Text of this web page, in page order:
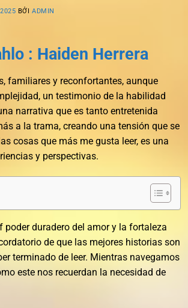
BỞIADMIN
: Haiden Herrera
familiares y reconfortantes, aunque
un testimonio de la habilidad
narrativa que es tanto entretenida
a la trama, creando una tensión que se
cosas que más me gusta leer, es una
y perspectivas.
poder duradero del amor y la fortaleza
de que las mejores historias son
terminado de leer. Mientras navegamos
este nos recuerdan la necesidad de